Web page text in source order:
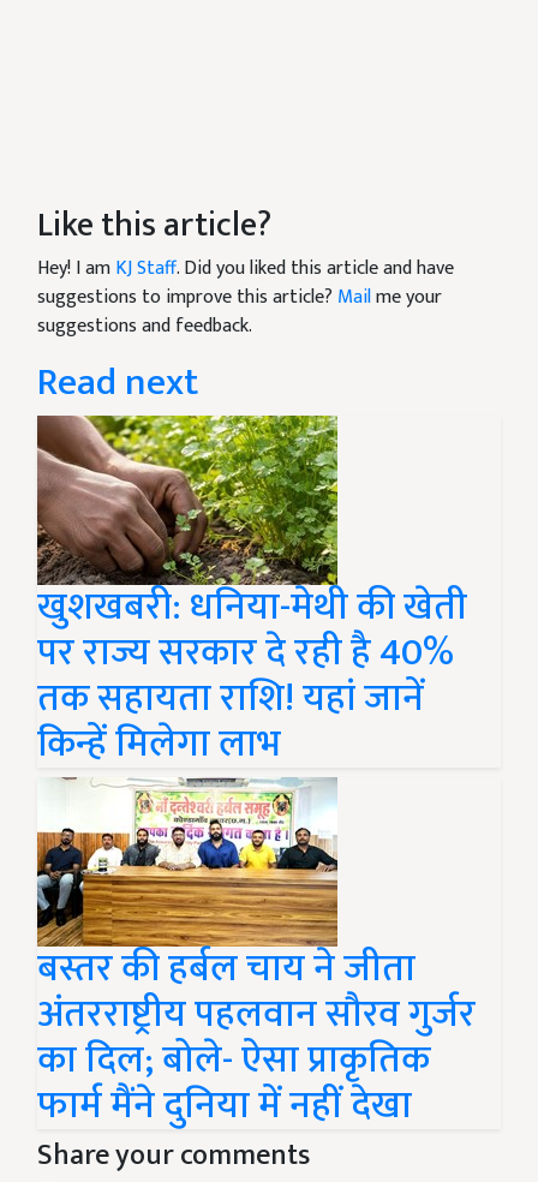
Like this article?
Hey! I amKJ Staff. Did you liked this article and have
suggestions to improve this article? Mailme your
suggestions and feedback.
Read next
खुशखबरी: धनिया-मेथी की खेती
पर राज्य सरकार दे रही है 40%
तक सहायता राशि! यहां जानें
किन्हें मिलेगा लाभ
बस्तर की हर्बल चाय ने जीता
अंतरराष्ट्रीय पहलवान सौरव गुर्जर
का दिल; बोले- ऐसा प्राकृतिक
फार्म मैंने दुनिया में नहीं देखा
Share your comments